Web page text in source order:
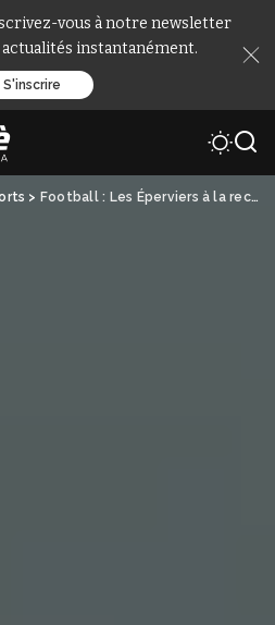
vous à notre newsletter
instantanément.
S'inscrire
> Football : Les Éperviers à la recherche d’une victoire rassurante contre le Bénin